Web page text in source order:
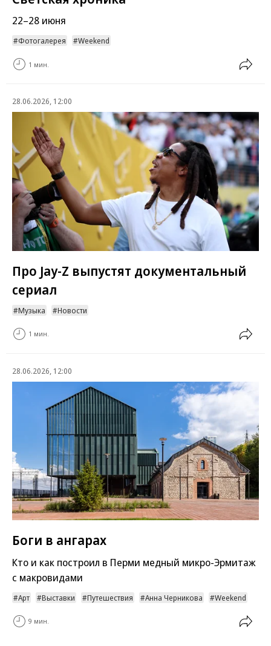
22–28 июня
Фотогалерея Weekend
1 мин.
28.06.2026, 12:00
Про Jay-Z выпустят документальный
сериал
Музыка Новости
1 мин.
28.06.2026, 12:00
Боги в ангарах
Кто и как построил в Перми медный микро-Эрмитаж
с макровидами
Арт Выставки Путешествия Анна Черникова Weekend
9 мин.